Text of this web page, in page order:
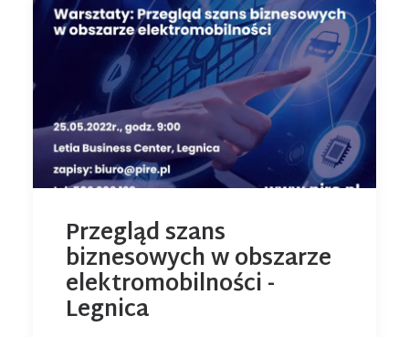
Przegląd szans
biznesowych w obszarze
elektromobilności -
Legnica